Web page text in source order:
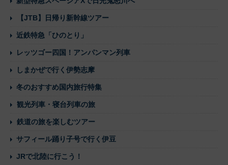
【JTB】日帰り新幹線ツアー
近鉄特急「ひのとり」
レッツゴー四国！アンパンマン列車
しまかぜで行く伊勢志摩
冬のおすすめ国内旅行特集
観光列車・寝台列車の旅
鉄道の旅を楽しむツアー
サフィール踊り子号で行く伊豆
JRで北陸に行こう！